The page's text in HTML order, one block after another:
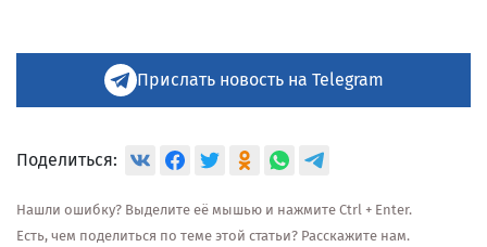
Прислать новость на Telegram
Поделиться:
Нашли ошибку? Выделите её мышью и нажмите Ctrl + Enter.
Есть, чем поделиться по теме этой статьи? Расскажите нам.